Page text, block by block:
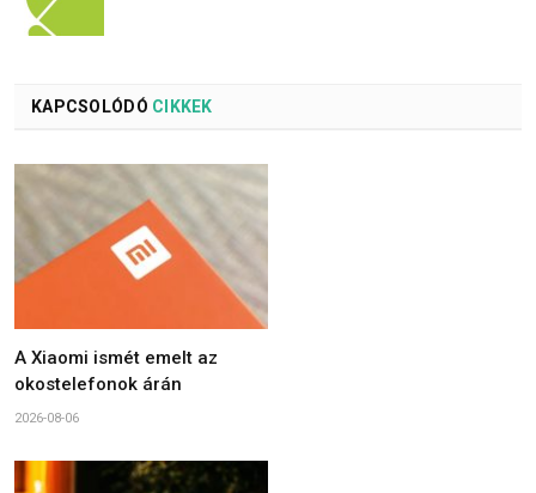
KAPCSOLÓDÓ CIKKEK
A Xiaomi ismét emelt az
okostelefonok árán
2026-08-06